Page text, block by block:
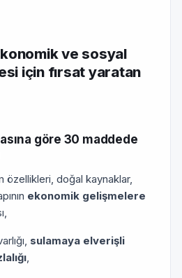
ve sosyal
için fırsat yaratan
göre 30 maddede
özellikleri, doğal kaynaklar,
ekonomik gelişmelere
sulamaya elverişli
,